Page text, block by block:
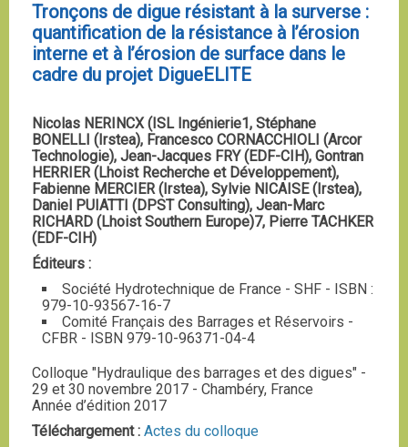
Tronçons de digue résistant à la surverse :
quantification de la résistance à l’érosion
interne et à l’érosion de surface dans le
cadre du projet DigueELITE
Nicolas NERINCX (ISL Ingénierie1, Stéphane
BONELLI (Irstea), Francesco CORNACCHIOLI (Arcor
Technologie), Jean-Jacques FRY (EDF-CIH), Gontran
HERRIER (Lhoist Recherche et Développement),
Fabienne MERCIER (Irstea), Sylvie NICAISE (Irstea),
Daniel PUIATTI (DPST Consulting), Jean-Marc
RICHARD (Lhoist Southern Europe)7, Pierre TACHKER
(EDF-CIH)
Éditeurs :
Société Hydrotechnique de France - SHF - ISBN :
979-10-93567-16-7
Comité Français des Barrages et Réservoirs -
CFBR - ISBN 979-10-96371-04-4
Colloque "Hydraulique des barrages et des digues" -
29 et 30 novembre 2017 - Chambéry, France
Année d’édition 2017
Téléchargement : Actes du colloque